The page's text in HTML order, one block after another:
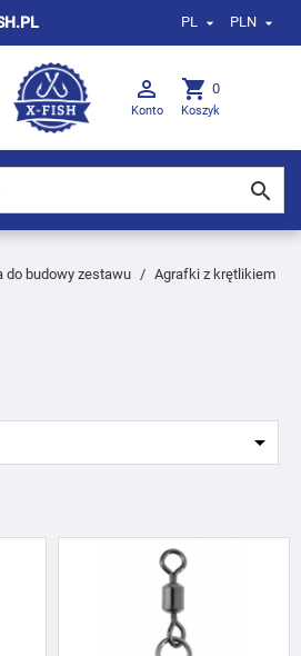
PL  PLN 

Konto
shopping_cart 0
Koszyk

do budowy zestawu
Agrafki z krętlikiem
